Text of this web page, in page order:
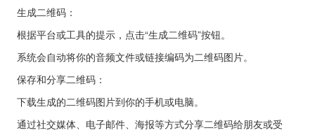
生成二维码：
根据平台或工具的提示，点击“生成二维码”按钮。
系统会自动将你的音频文件或链接编码为二维码图片。
保存和分享二维码：
下载生成的二维码图片到你的手机或电脑。
通过社交媒体、电子邮件、海报等方式分享二维码给朋友或受